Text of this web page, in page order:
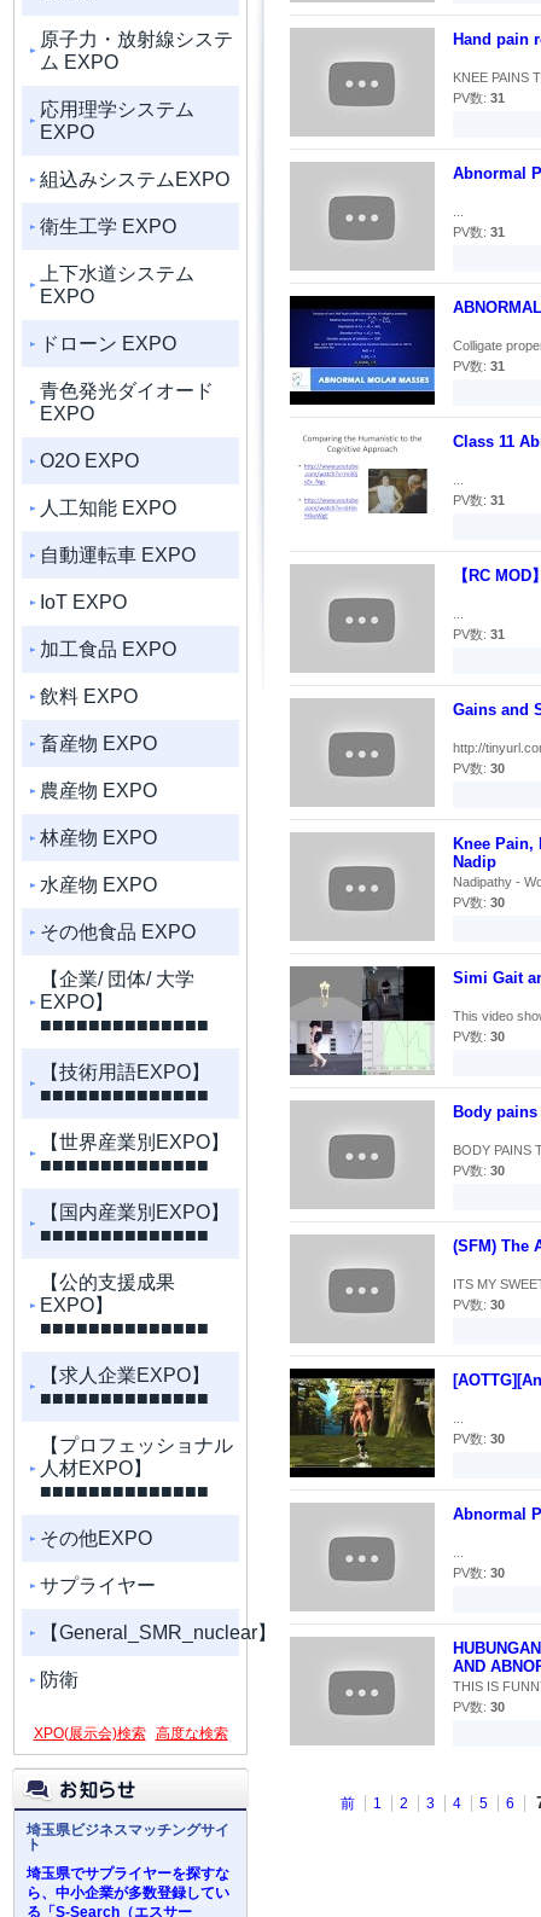
原子力・放射線システ
ム EXPO
応用理学システム
EXPO
組込みシステムEXPO
衛生工学 EXPO
上下水道システム
EXPO
ドローン EXPO
青色発光ダイオード
EXPO
O2O EXPO
人工知能 EXPO
自動運転車 EXPO
IoT EXPO
加工食品 EXPO
飲料 EXPO
畜産物 EXPO
農産物 EXPO
林産物 EXPO
水産物 EXPO
その他食品 EXPO
【企業/ 団体/ 大学
EXPO】
■■■■■■■■■■■■■■
【技術用語EXPO】
■■■■■■■■■■■■■■
【世界産業別EXPO】
■■■■■■■■■■■■■■
【国内産業別EXPO】
■■■■■■■■■■■■■■
【公的支援成果
EXPO】
■■■■■■■■■■■■■■
【求人企業EXPO】
■■■■■■■■■■■■■■
【プロフェッショナル
人材EXPO】
■■■■■■■■■■■■■■
その他EXPO
サプライヤー
【General_SMR_nuclear】
防衛
XPO(展示会)検索 高度な検索
埼玉県ビジネスマッチングサイ
ト
埼玉県でサプライヤーを探すな
ら、中小企業が多数登録してい
る「S-Search（エスサー
Hand pain
KNEE PAINS
PV数: 31
Abnormal
PV数: 31
Colligate
PV数: 31
Class 11
PV数: 31
【RC
PV数: 31
Gains and
http://
PV数: 30
Knee Pain,
Nadip
Nadipathy -
PV数: 30
Simi Gait
This video
PV数: 30
Body
BODY PAINS
PV数: 30
(SFM) The
ITS MY
PV数: 30
PV数: 30
Abnormal
PV数: 30
AND
THIS IS
PV数: 30
前 1 2 3 4 5 6